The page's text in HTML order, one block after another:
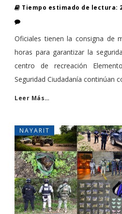
Tiempo estimado de lectura:
Oficiales tienen la consigna de
horas para garantizar la
centro de recreación
Seguridad Ciudadanía continúan
Leer Más…
NAYARIT